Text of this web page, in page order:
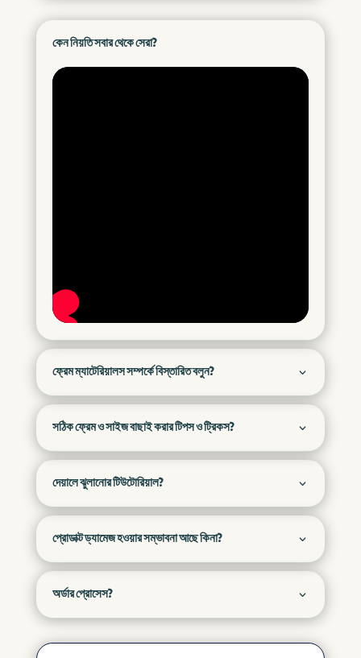
কেন নিয়তি সবার থেকে সেরা?
ফ্রেম ম্যাটেরিয়ালস সম্পর্কে বিস্তারিত বলুন?
সঠিক ফ্রেম ও সাইজ বাছাই করার টিপস ও ট্রিকস?
দেয়ালে ঝুলানোর টিউটোরিয়াল?
প্রোডাক্ট ড্যামেজ হওয়ার সম্ভাবনা আছে কিনা?
অর্ডার প্রোসেস?